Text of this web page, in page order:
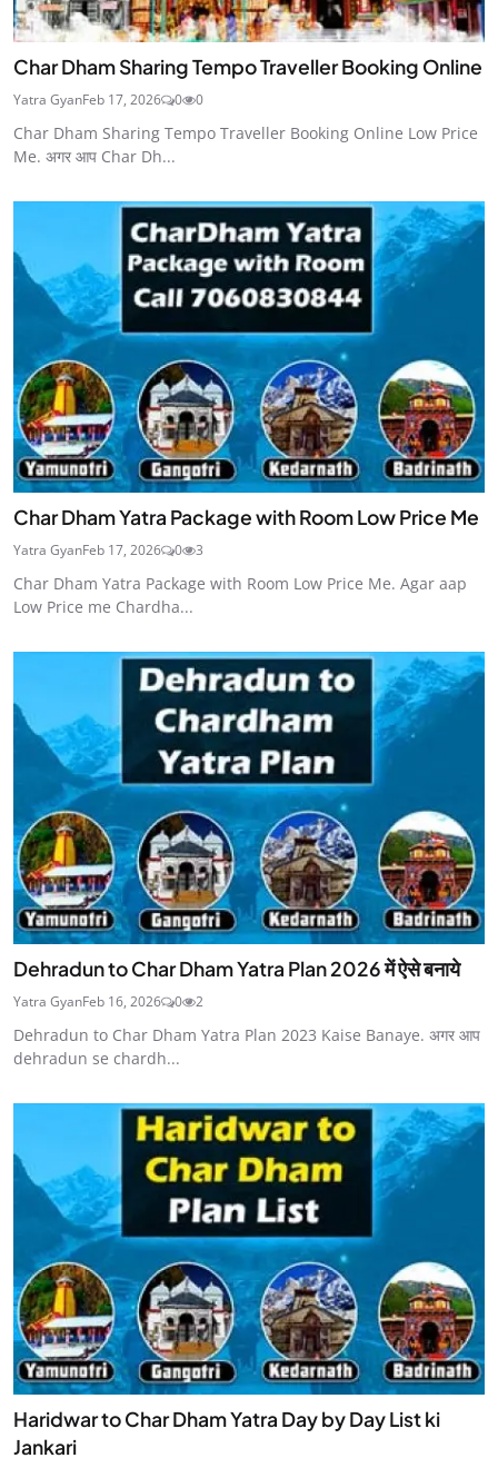
Char Dham Sharing Tempo Traveller Booking Online
Yatra GyanFeb 17, 2026 0 0
Char Dham Sharing Tempo Traveller Booking Online Low Price
Me. अगर आप Char Dh...
Char Dham Yatra Package with Room Low Price Me
Yatra GyanFeb 17, 2026 0 3
Char Dham Yatra Package with Room Low Price Me. Agar aap
Low Price me Chardha...
Dehradun to Char Dham Yatra Plan 2026 में ऐसे बनाये
Yatra GyanFeb 16, 2026 0 2
Dehradun to Char Dham Yatra Plan 2023 Kaise Banaye. अगर आप
dehradun se chardh...
Haridwar to Char Dham Yatra Day by Day List ki
Jankari